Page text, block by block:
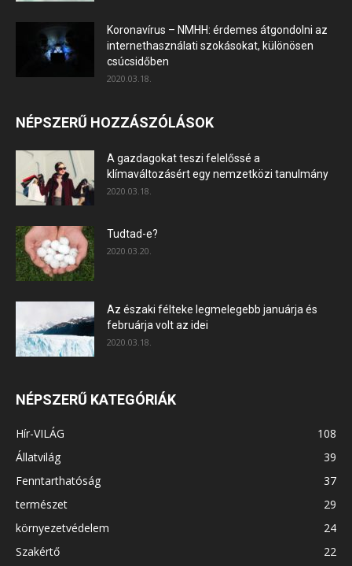
Koronavírus – NMHH: érdemes átgondolni az
internethasználati szokásokat, különösen
csúcsidőben
2020.03.18.
NÉPSZERŰ HOZZÁSZÓLÁSOK
A gazdagokat teszi felelőssé a
klímaváltozásért egy nemzetközi tanulmány
2020.03.18.
Tudtad-e?
2020.03.20.
Az északi félteke legmelegebb januárja és
februárja volt az idei
2020.03.18.
NÉPSZERŰ KATEGÓRIÁK
Hír-VILÁG
108
Állatvilág
39
Fenntarthatóság
37
természet
29
környezetvédelem
24
Szakértő
22